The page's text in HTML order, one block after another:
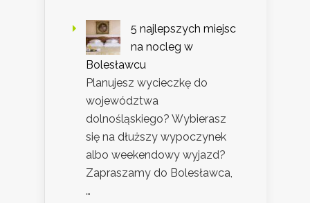
5 najlepszych miejsc
na nocleg w
Bolesławcu
Planujesz wycieczkę do
województwa
dolnośląskiego? Wybierasz
się na dłuższy wypoczynek
albo weekendowy wyjazd?
Zapraszamy do Bolesławca,
…